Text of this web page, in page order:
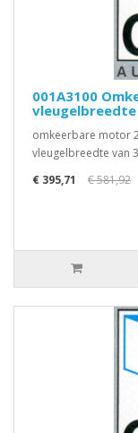
001A3100
vleugelbreedte
omkeerbare motor
vleugelbreedte van
€ 395,71
€ 581,92